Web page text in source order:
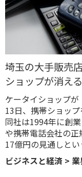
埼玉の大手販売
ショップが消え
ケータイショップ
13日、携帯ショッ
同社は1994年に創
や携帯電話会社の
17億円の見通しとい
ビジネスと経済 >